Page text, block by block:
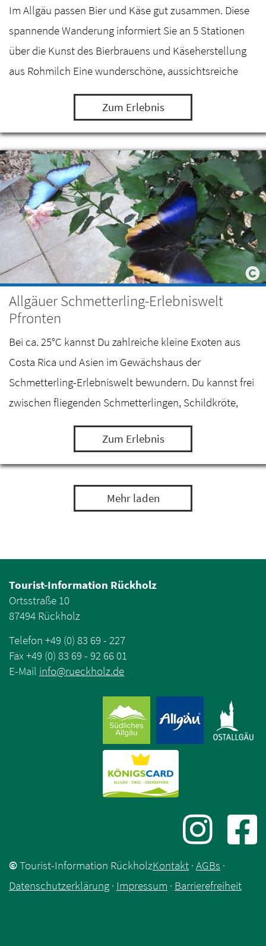
Im Allgäu passen Bier und Käse gut zusammen. Diese
spannende Wanderung informiert Sie an 5 Stationen
über die Kunst des Bierbrauens und Käseherstellung
aus Rohmilch Eine wunderschöne, aussichtsreiche
Wanderung zwischen dem Mariahilfer Sudhaus in…
Zum Erlebnis
Allgäuer Schmetterling-Erlebniswelt
Pfronten
Bei ca. 25°C kannst Du zahlreiche kleine Exoten aus
Costa Rica und Asien im Gewächshaus der
Schmetterling-Erlebniswelt bewundern. Du kannst frei
zwischen fliegenden Schmetterlingen, Schildkröte,
einem Leguan, Bartagamen und Minipapageien…
Zum Erlebnis
Mehr laden
Tourist-Information Rückholz
Ortsstraße 10
87494 Rückholz
Telefon +49 (0) 83 69 - 227
Fax +49 (0) 83 69 - 92 66 01
E-Mail info@rueckholz.de
©Tourist-Information RückholzKontakt · AGBs ·
Datenschutzerklärung · Impressum · Barrierefreiheit